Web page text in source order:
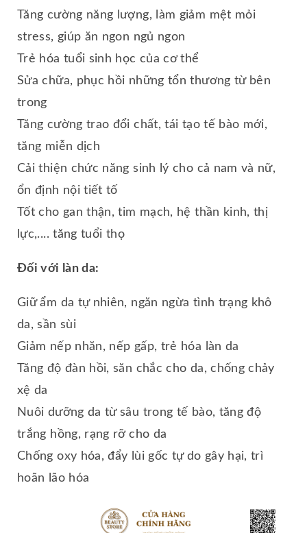
Tăng cường năng lượng, làm giảm mệt mỏi
stress, giúp ăn ngon ngủ ngon
Trẻ hóa tuổi sinh học của cơ thể
Sửa chữa, phục hồi những tổn thương từ bên
trong
Tăng cường trao đổi chất, tái tạo tế bào mới,
tăng miễn dịch
Cải thiện chức năng sinh lý cho cả nam và nữ,
ổn định nội tiết tố
Tốt cho gan thận, tim mạch, hệ thần kinh, thị
lực,.... tăng tuổi thọ
Đối với làn da:
Giữ ẩm da tự nhiên, ngăn ngừa tình trạng khô
da, sần sùi
Giảm nếp nhăn, nếp gấp, trẻ hóa làn da
Tăng độ đàn hồi, săn chắc cho da, chống chảy
xệ da
Nuôi dưỡng da từ sâu trong tế bào, tăng độ
trắng hồng, rạng rỡ cho da
Chống oxy hóa, đẩy lùi gốc tự do gây hại, trì
hoãn lão hóa